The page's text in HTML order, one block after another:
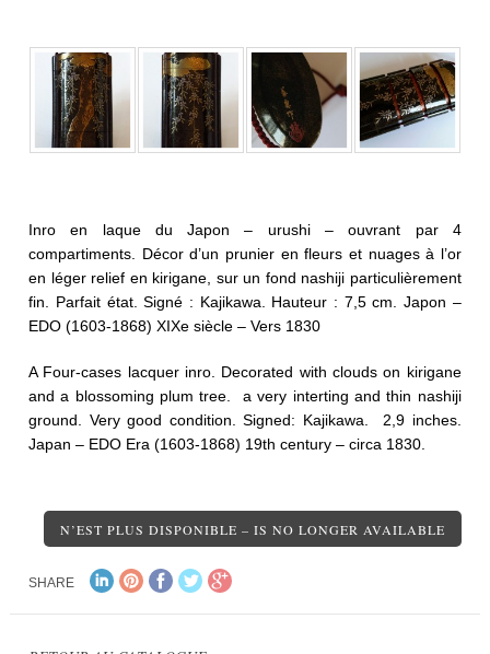
Inro en laque du Japon – urushi – ouvrant par 4
compartiments. Décor d’un prunier en fleurs et nuages à l’or
en léger relief en kirigane, sur un fond nashiji particulièrement
fin. Parfait état. Signé : Kajikawa. Hauteur : 7,5 cm. Japon –
EDO (1603-1868) XIXe siècle – Vers 1830
A Four-cases lacquer inro. Decorated with clouds on kirigane
and a blossoming plum tree. a very interting and thin nashiji
ground. Very good condition. Signed: Kajikawa. 2,9 inches.
Japan – EDO Era (1603-1868) 19th century – circa 1830.
N’EST PLUS DISPONIBLE – IS NO LONGER AVAILABLE
SHARE